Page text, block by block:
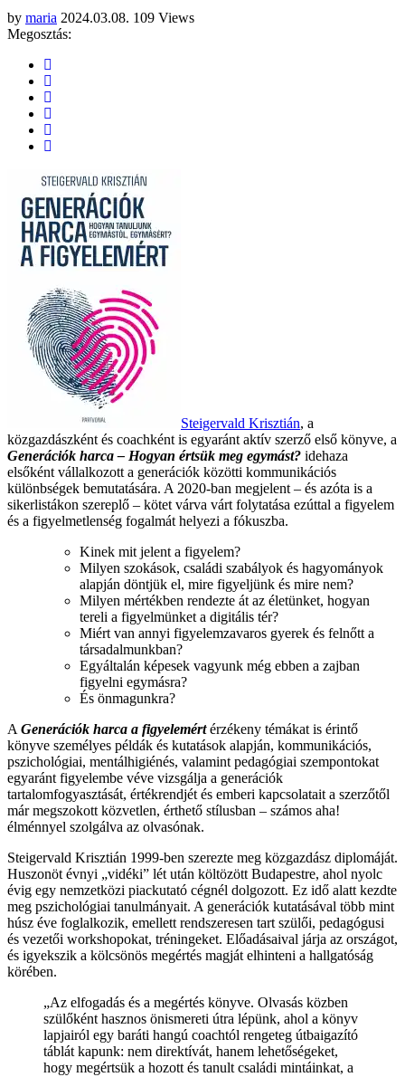
by maria 2024.03.08. 109 Views
Megosztás:
Steigervald Krisztián, a
közgazdászként és coachként is egyaránt aktív szerző első könyve, a
Generációk harca – Hogyan értsük meg egymást? idehaza
elsőként vállalkozott a generációk közötti kommunikációs
különbségek bemutatására. A 2020-ban megjelent – és azóta is a
sikerlistákon szereplő – kötet várva várt folytatása ezúttal a figyelem
és a figyelmetlenség fogalmát helyezi a fókuszba.
Kinek mit jelent a figyelem?
Milyen szokások, családi szabályok és hagyományok
alapján döntjük el, mire figyeljünk és mire nem?
Milyen mértékben rendezte át az életünket, hogyan
tereli a figyelmünket a digitális tér?
Miért van annyi figyelemzavaros gyerek és felnőtt a
társadalmunkban?
Egyáltalán képesek vagyunk még ebben a zajban
figyelni egymásra?
És önmagunkra?
A Generációk harca a figyelemért érzékeny témákat is érintő
könyve személyes példák és kutatások alapján, kommunikációs,
pszichológiai, mentálhigiénés, valamint pedagógiai szempontokat
egyaránt figyelembe véve vizsgálja a generációk
tartalomfogyasztását, értékrendjét és emberi kapcsolatait a szerzőtől
már megszokott közvetlen, érthető stílusban – számos aha!
élménnyel szolgálva az olvasónak.
Steigervald Krisztián 1999-ben szerezte meg közgazdász diplomáját.
Huszonöt évnyi „vidéki” lét után költözött Budapestre, ahol nyolc
évig egy nemzetközi piackutató cégnél dolgozott. Ez idő alatt kezdte
meg pszichológiai tanulmányait. A generációk kutatásával több mint
húsz éve foglalkozik, emellett rendszeresen tart szülői, pedagógusi
és vezetői workshopokat, tréningeket. Előadásaival járja az országot,
és igyekszik a kölcsönös megértés magját elhinteni a hallgatóság
körében.
„Az elfogadás és a megértés könyve. Olvasás közben
szülőként hasznos önismereti útra lépünk, ahol a könyv
lapjairól egy baráti hangú coachtól rengeteg útbaigazító
táblát kapunk: nem direktívát, hanem lehetőségeket,
hogy megértsük a hozott és tanult családi mintáinkat, a